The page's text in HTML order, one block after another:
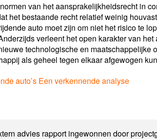
van het aansprakelijkheidsrecht in
het bestaande recht relatief weinig
auto moet zijn om niet het risico te
verleent het open karakter van
technologische en
als geheel tegen elkaar afgewogen
auto’s Een verkennende analyse
advies rapport ingewonnen door